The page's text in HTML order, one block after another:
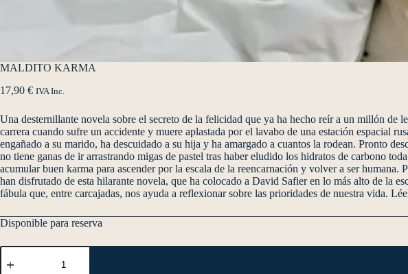
MALDITO KARMA
17,90 € IVA Inc.
Una desternillante novela sobre el secreto de la felicidad que ya ha hecho reír a un millón
carrera cuando sufre un accidente y muere aplastada por el lavabo de una estación espacial
engañado a su marido, ha descuidado a su hija y ha amargado a cuantos la rodean. Pronto
no tiene ganas de ir arrastrando migas de pastel tras haber eludido los hidratos de carbono
acumular buen karma para ascender por la escala de la reencarnación y volver a ser
han disfrutado de esta hilarante novela, que ha colocado a David Safier en lo más alto de la
fábula que, entre carcajadas, nos ayuda a reflexionar sobre las prioridades de nuestra vida.
Disponible para reserva